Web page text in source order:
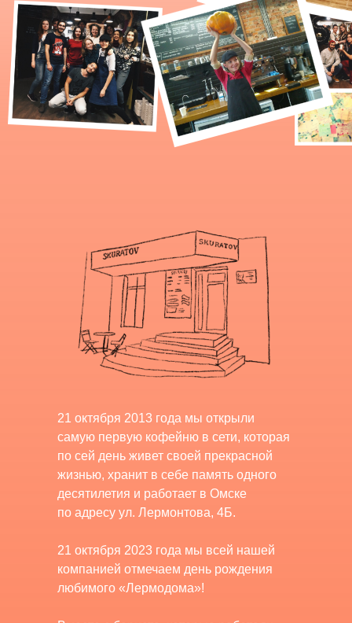
21 октября 2013 года мы открыли
самую первую кофейню в сети, которая
по сей день живет своей прекрасной
жизнью, хранит в себе память одного
десятилетия и работает в Омске
по адресу ул. Лермонтова, 4Б.
21 октября 2023 года мы всей нашей
компанией отмечаем день рождения
любимого «Лермодома»!